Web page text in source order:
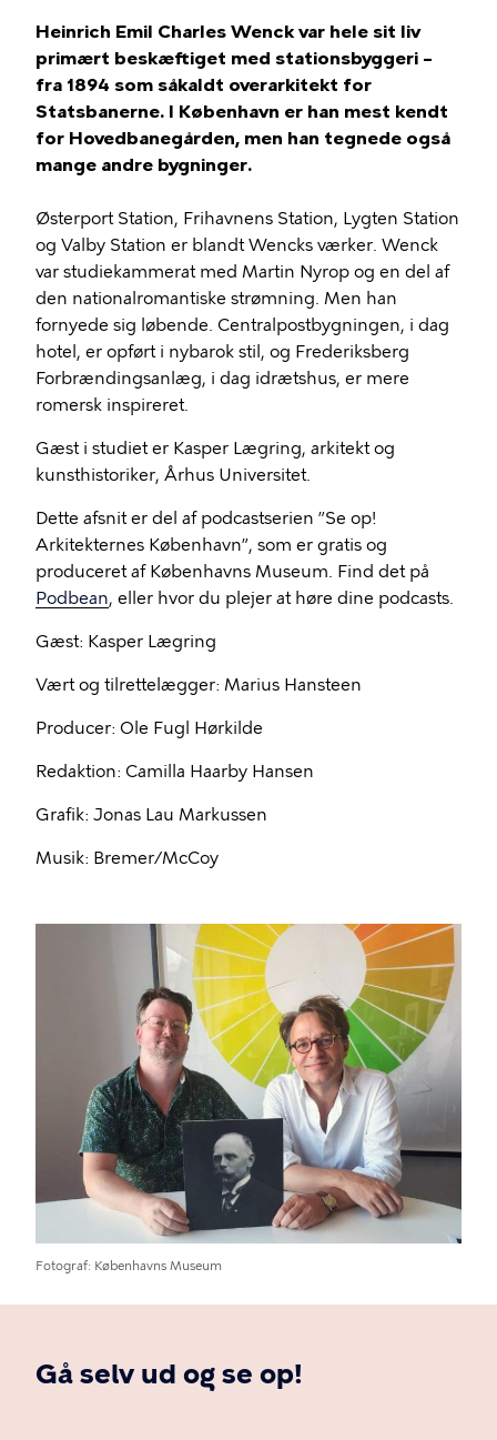
Heinrich Emil Charles Wenck var hele sit liv
primært beskæftiget med stationsbyggeri –
fra 1894 som såkaldt overarkitekt for
Statsbanerne. I København er han mest kendt
for Hovedbanegården, men han tegnede også
mange andre bygninger.
Østerport Station, Frihavnens Station, Lygten Station
og Valby Station er blandt Wencks værker. Wenck
var studiekammerat med Martin Nyrop og en del af
den nationalromantiske strømning. Men han
fornyede sig løbende. Centralpostbygningen, i dag
hotel, er opført i nybarok stil, og Frederiksberg
Forbrændingsanlæg, i dag idrætshus, er mere
romersk inspireret.
Gæst i studiet er Kasper Lægring, arkitekt og
kunsthistoriker, Århus Universitet.
Dette afsnit er del af podcastserien ”Se op!
Arkitekternes København”, som er gratis og
produceret af Københavns Museum. Find det på
Podbean, eller hvor du plejer at høre dine podcasts.
Gæst: Kasper Lægring
Vært og tilrettelægger: Marius Hansteen
Producer: Ole Fugl Hørkilde
Redaktion: Camilla Haarby Hansen
Grafik: Jonas Lau Markussen
Musik: Bremer/McCoy
Fotograf Københavns Museum
Gå selv ud og se op!